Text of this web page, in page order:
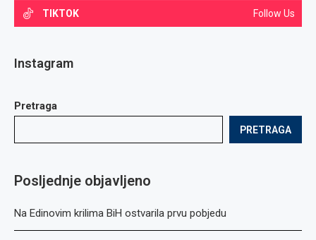
TIKTOK Follow Us
Instagram
Pretraga
PRETRAGA
Posljednje objavljeno
Na Edinovim krilima BiH ostvarila prvu pobjedu